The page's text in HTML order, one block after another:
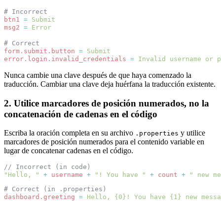
# Incorrect
btn1
= Submit
msg2 = Error
# Correct
form.submit.button = Submit
error.login.invalid_credentials = Invalid username or
Nunca cambie una clave después de que haya comenzado la
traducción. Cambiar una clave deja huérfana la traducción existente.
2. Utilice marcadores de posición numerados, no la
concatenación de cadenas en el código
Escriba la oración completa en su archivo .properties y utilice
marcadores de posición numerados para el contenido variable en
lugar de concatenar cadenas en el código.
// Incorrect (in code)
"Hello, "
+ username + "! You have " + count +
" new
# Correct (in .properties)
dashboard.greeting = Hello, {0}! You have {1} new